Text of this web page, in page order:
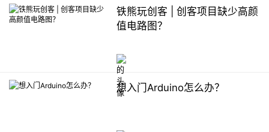
铁熊玩创客 | 创客项目缺少高颜
值电路图？
想入门Arduino怎么办？